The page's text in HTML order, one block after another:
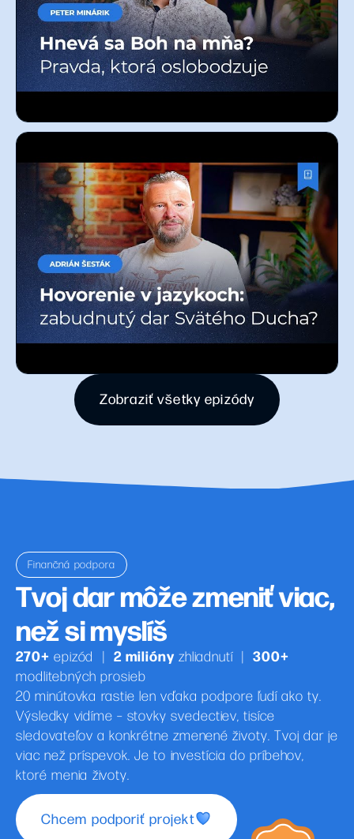
Zobraziť všetky epizódy
Finančná podpora
Tvoj dar môže zmeniť viac,
než si myslíš
270+ epizód | 2 milióny zhliadnutí | 300+
modlitebných prosieb
20 minútovka rastie len vďaka podpore ľudí ako ty.
Výsledky vidíme – stovky svedectiev, tisíce
sledovateľov a konkrétne zmenené životy. Tvoj dar je
viac než príspevok. Je to investícia do príbehov,
ktoré menia životy.
Chcem podporiť projekt